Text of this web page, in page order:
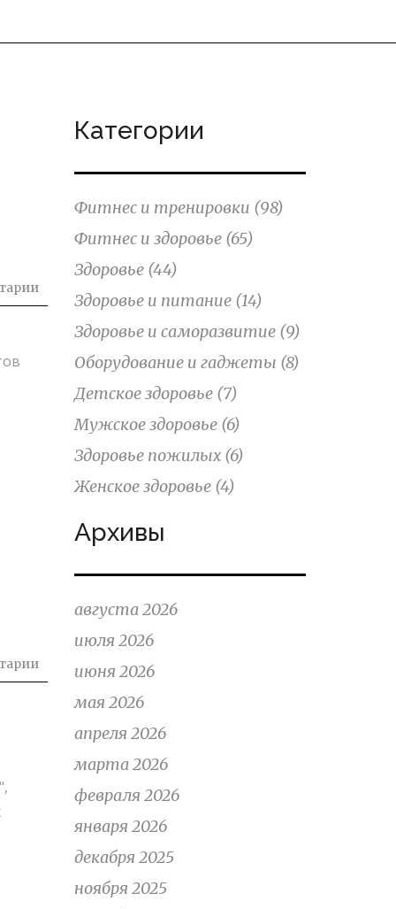
Категории
Фитнес и тренировки (98)
Фитнес и здоровье (65)
Здоровье (44)
Здоровье и питание (14)
Здоровье и саморазвитие (9)
Оборудование и гаджеты (8)
Детское здоровье (7)
Мужское здоровье (6)
Здоровье пожилых (6)
Женское здоровье (4)
Архивы
августа 2026
июля 2026
июня 2026
мая 2026
апреля 2026
марта 2026
февраля 2026
января 2026
декабря 2025
ноября 2025